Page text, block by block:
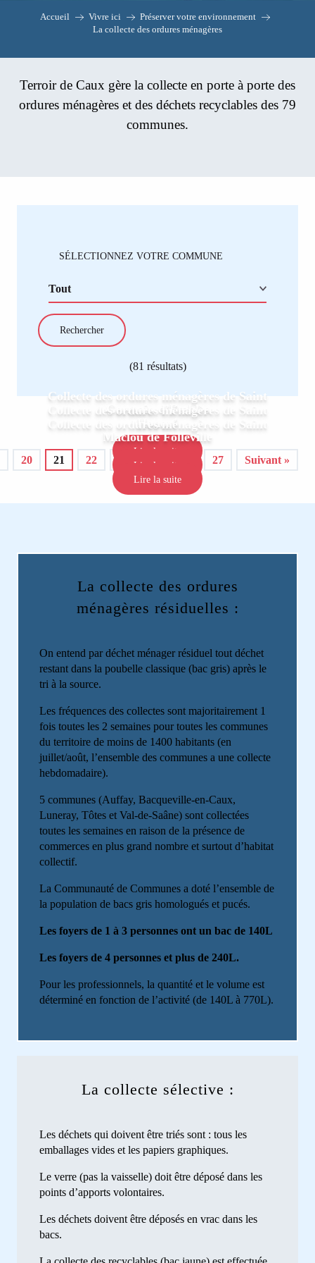
Accueil Vivre ici
Préserver votre environnement
La collecte des ordures ménagères
Terroir de Caux gère la collecte en porte à porte des
ordures ménagères et des déchets recyclables des 79
communes.
SÉLECTIONNEZ VOTRE COMMUNE
(81 résultats)
Collecte des ordures ménagères de Saint
Germain d’Etables
Lire la suite
Collecte des ordures ménagères de Saint
Honoré
Lire la suite
Collecte des ordures ménagères de Saint
Maclou de Folleville
Lire la suite
20 21 22 24 27 Suivant »
La collecte des ordures
ménagères résiduelles :
On entend par déchet ménager résiduel tout déchet
restant dans la poubelle classique (bac gris) après le
tri à la source.
Les fréquences des collectes sont majoritairement 1
fois toutes les 2 semaines pour toutes les communes
du territoire de moins de 1400 habitants (en
juillet/août, l’ensemble des communes a une collecte
hebdomadaire).
5 communes (Auffay, Bacqueville-en-Caux,
Luneray, Tôtes et Val-de-Saâne) sont collectées
toutes les semaines en raison de la présence de
commerces en plus grand nombre et surtout d’habitat
collectif.
La Communauté de Communes a doté l’ensemble de
la population de bacs gris homologués et pucés.
Les foyers de 1 à 3 personnes ont un bac de 140L
Les foyers de 4 personnes et plus de 240L.
Pour les professionnels, la quantité et le volume est
déterminé en fonction de l’activité (de 140L à 770L).
La collecte sélective :
Les déchets qui doivent être triés sont : tous les
emballages vides et les papiers graphiques.
Le verre (pas la vaisselle) doit être déposé dans les
points d’apports volontaires.
Les déchets doivent être déposés en vrac dans les
bacs.